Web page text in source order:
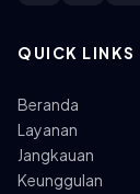
QUICK LINKS
Beranda
Layanan
Jangkauan
Keunggulan